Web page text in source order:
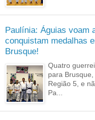
Paulínia: Águias voam
conquistam medalhas
Brusque!
Quatro
para
Região 5, e
Pa...